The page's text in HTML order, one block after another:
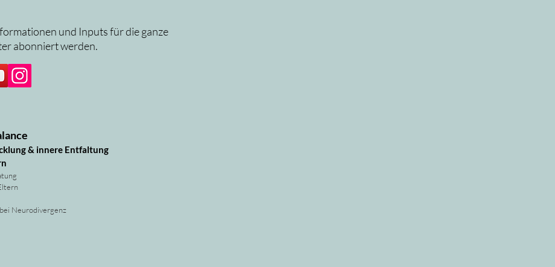
und Inputs für die ganze
abonniert werden.
& innere Entfaltung
Neurodivergenz